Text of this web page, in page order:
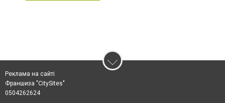
Реклама на сайті
Франшиза "CitySites"
0504262624